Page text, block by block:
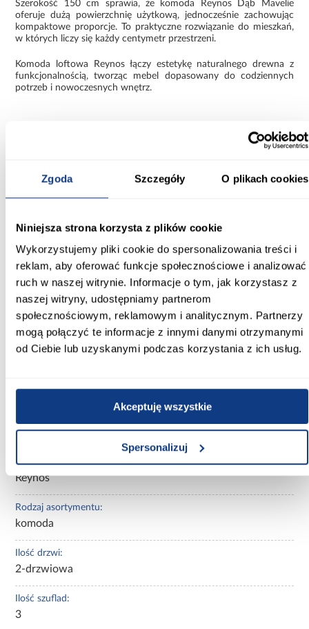
Zgoda Szczegóły O plikach cookies
Niniejsza strona korzysta z plików cookie
Wykorzystujemy pliki cookie do spersonalizowania treści i
reklam, aby oferować funkcje społecznościowe i analizować
ruch w naszej witrynie. Informacje o tym, jak korzystasz z
naszej witryny, udostępniamy partnerom
społecznościowym, reklamowym i analitycznym. Partnerzy
mogą połączyć te informacje z innymi danymi otrzymanymi
od Ciebie lub uzyskanymi podczas korzystania z ich usług.
Akceptuję wszystkie
Spersonalizuj
Szerokość 150 cm sprawia, że komoda Reynos Dąb Mavelie
oferuje dużą powierzchnię użytkową, jednocześnie zachowując
kompaktowe proporcje. To praktyczne rozwiązanie do mieszkań,
w których liczy się każdy centymetr przestrzeni.
Komoda loftowa Reynos łączy estetykę naturalnego drewna z
funkcjonalnością, tworząc mebel dopasowany do codziennych
potrzeb i nowoczesnych wnętrz.
Informacje o
Szerokość [cm]:
Głębokość [cm]:
40.00
Wysokość [cm]:
85.00
Kolor frontów:
dąb mavelie
dąb mavelie
jasne drewnopodobne
Kolekcja:
Reynos
Rodzaj asortymentu:
komoda
Ilość drzwi:
2-drzwiowa
Ilość szuflad:
3